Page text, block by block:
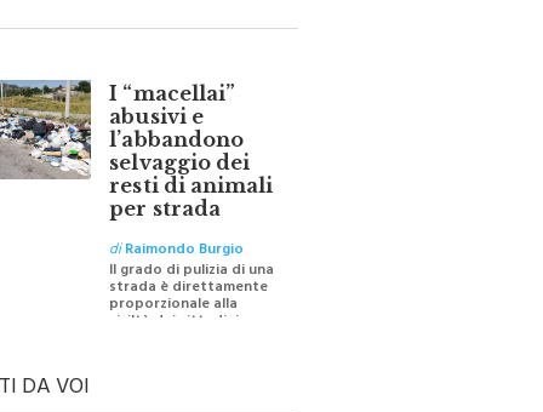
I “macellai”
abusivi e
l’abbandono
selvaggio dei
resti di animali
per strada
diRaimondo Burgio
Il grado di pulizia di una
strada è direttamente
proporzionale alla
civiltà dei cittadini
DA VOI